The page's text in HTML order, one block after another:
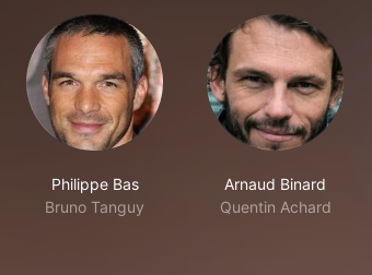
Philippe Bas
Bruno Tanguy
Arnaud Binard
Quentin Achard